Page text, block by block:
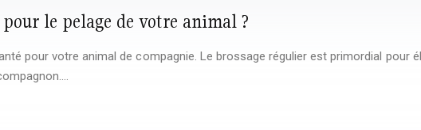
le pelage de votre animal ?
pour votre animal de compagnie. Le brossage régulier est primordial